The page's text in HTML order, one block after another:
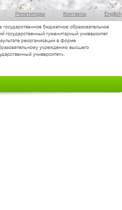
Репетиторы Контакты English